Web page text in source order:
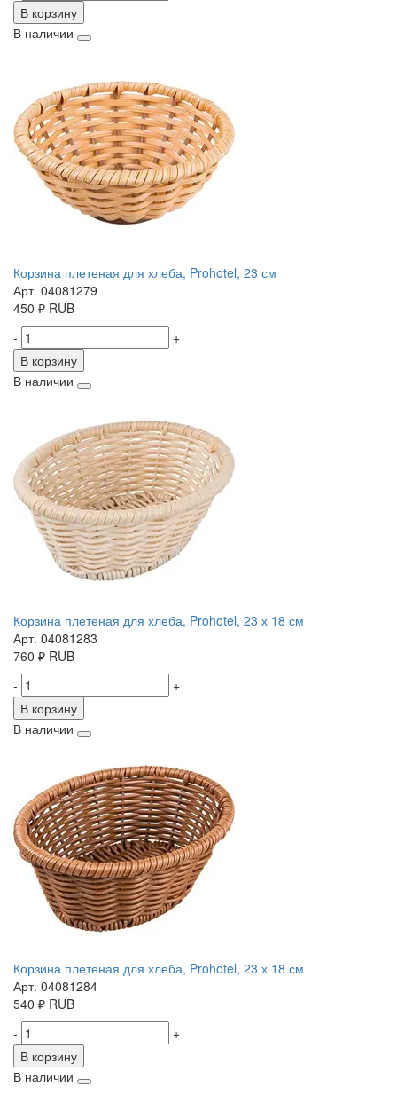
В корзину
В наличии
Корзина плетеная для хлеба, Prohotel, 23 см
Арт. 04081279
450 ₽ RUB
-
+
В корзину
В наличии
Корзина плетеная для хлеба, Prohotel, 23 х 18 см
Арт. 04081283
760 ₽ RUB
-
+
В корзину
В наличии
Корзина плетеная для хлеба, Prohotel, 23 х 18 см
Арт. 04081284
540 ₽ RUB
-
+
В корзину
В наличии